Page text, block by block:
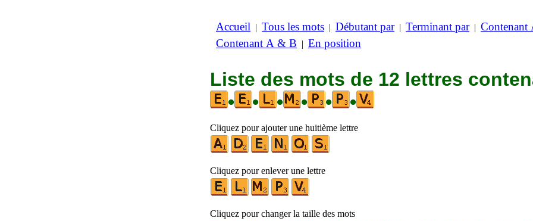
Accueil | Tous les mots | Débutant par| Terminant par| Contenant
Contenant A & B | En position
Liste des mots de 12 lettres
•
• • • • •
Cliquez pour ajouter une huitième lettre
Cliquez pour enlever une lettre
Cliquez pour changer la taille des mots